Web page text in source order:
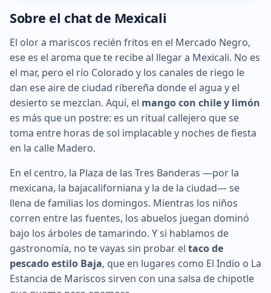
Sobre el chat de Mexicali
El olor a mariscos recién fritos en el Mercado Negro,
ese es el aroma que te recibe al llegar a Mexicali. No es
el mar, pero el río Colorado y los canales de riego le
dan ese aire de ciudad ribereña donde el agua y el
desierto se mezclan. Aquí, el mango con chile y limón
es más que un postre: es un ritual callejero que se
toma entre horas de sol implacable y noches de fiesta
en la calle Madero.
En el centro, la Plaza de las Tres Banderas —por la
mexicana, la bajacaliforniana y la de la ciudad— se
llena de familias los domingos. Mientras los niños
corren entre las fuentes, los abuelos juegan dominó
bajo los árboles de tamarindo. Y si hablamos de
gastronomía, no te vayas sin probar el taco de
pescado estilo Baja, que en lugares como El Indio o La
Estancia de Mariscos sirven con una salsa de chipotle